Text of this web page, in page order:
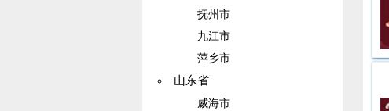
抚州市
九江市
萍乡市
山东省
威海市